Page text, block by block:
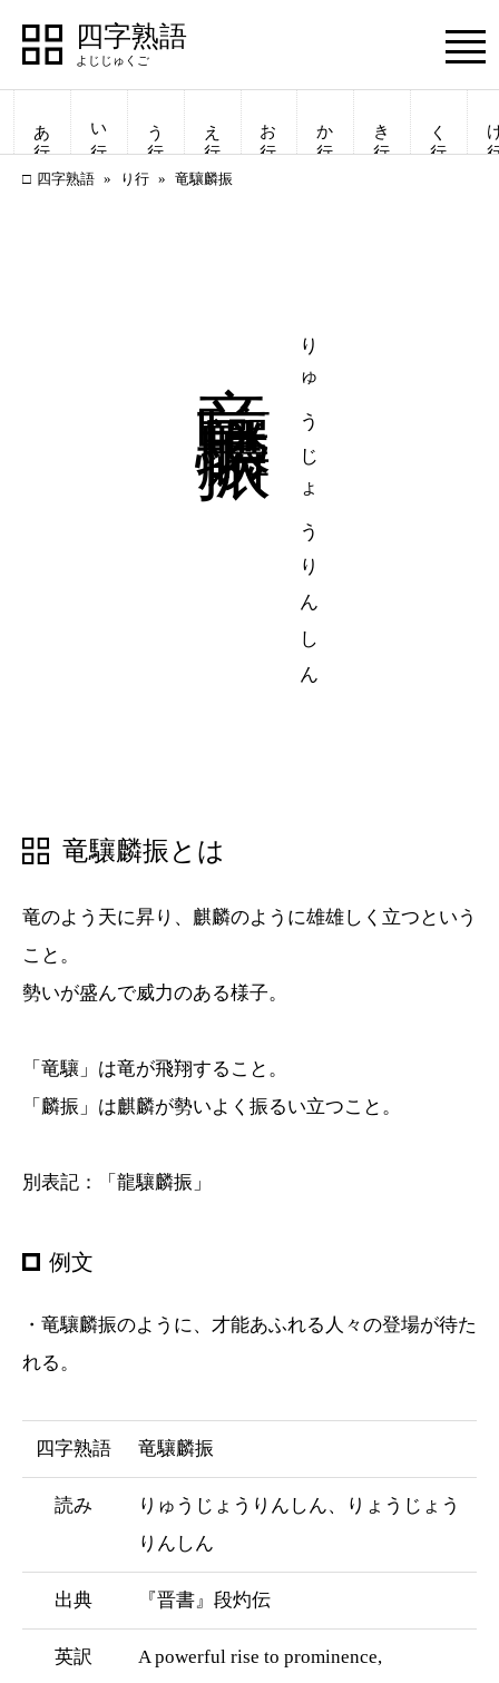
四字熟語
四字熟語
一覧表示
Menu
あ行 い行 う行 え行 お行 か行 き行 く行
四字熟語 り行 竜驤麟振
りゅうじょうりんしん
竜驤麟振とは
竜のよう天に昇り、麒麟のように雄雄しく立つという
こと。
勢いが盛んで威力のある様子。
「竜驤」は竜が飛翔すること。
「麟振」は麒麟が勢いよく振るい立つこと。
別表記：「龍驤麟振」
例文
・竜驤麟振のように、才能あふれる人々の登場が待た
れる。
四字熟語 竜驤麟振
読み
りゅうじょうりんしん、りょうじょう
りんしん
出典 『晋書』段灼伝
英訳
A powerful rise to prominence,
四字熟語
一覧表示